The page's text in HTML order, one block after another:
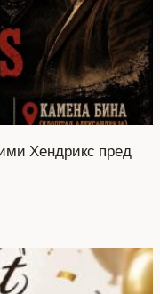
Хендрикс пред